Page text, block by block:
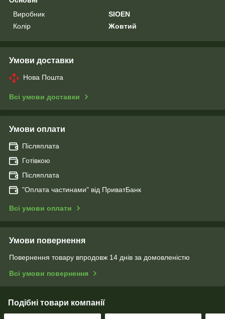
Виробник
SIOEN
Колір
Жовтий
Умови доставки
Нова Пошта
Всі умови доставки
Умови оплати
Післяплата
Готівкою
Післяплата
"Оплата чаcтинами" від ПриватБанк
Всі умови оплати
Умови повернення
Повернення товару впродовж 14 днів за домовленістю
Всі умови повернення
Подібні товари компанії